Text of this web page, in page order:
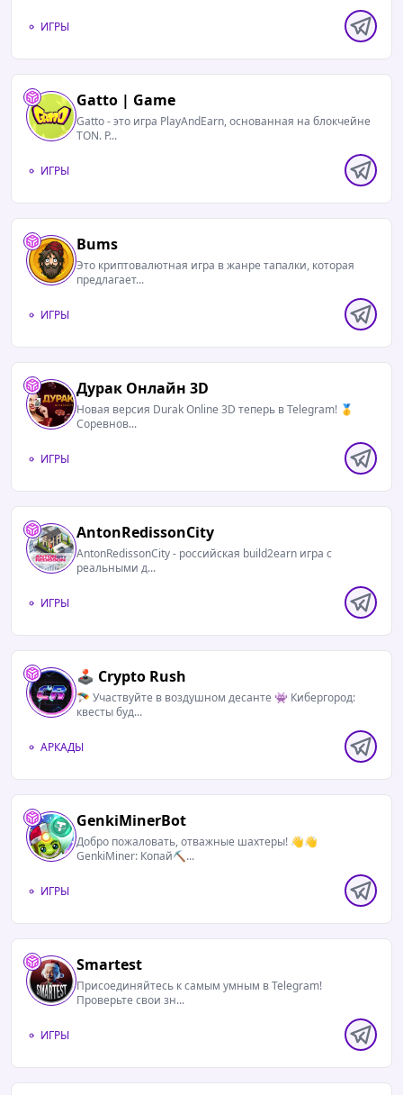
ИГРЫ
Gatto | Game
Gatto - это игра PlayAndEarn, основанная на блокчейне
TON. Р...
ИГРЫ
Bums
Это криптовалютная игра в жанре тапалки, которая
предлагает...
ИГРЫ
Дурак Онлайн 3D
Новая версия Durak Online 3D теперь в Telegram! 🥇
Соревнов...
ИГРЫ
AntonRedissonCity
AntonRedissonCity - российская build2earn игра с
реальными д...
ИГРЫ
🕹️ Crypto Rush
🪂 Участвуйте в воздушном десанте 👾 Кибергород:
квесты буд...
АРКАДЫ
GenkiMinerBot
Добро пожаловать, отважные шахтеры! 👋👋
GenkiMiner: Копай⛏️...
ИГРЫ
Smartest
Присоединяйтесь к самым умным в Telegram!
Проверьте свои зн...
ИГРЫ